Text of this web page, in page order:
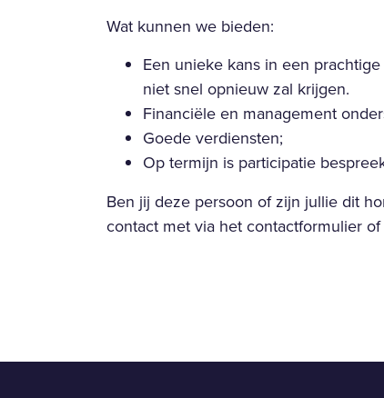
Wat kunnen we bieden:
Een unieke kans in een
niet snel opnieuw zal krijgen.
Financiële en management
Goede verdiensten;
Op termijn is participatie
Ben jij deze persoon of zijn jullie dit
contact met via het contactformulier